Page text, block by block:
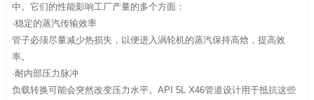
中。它们的性能影响工厂产量的多个方面：
·稳定的蒸汽传输效率
管子必须尽量减少热损失，以便进入涡轮机的蒸汽保持高焓，提高效
率。
·耐内部压力脉冲
负载转换可能会突然改变压力水平。API 5L X46管道设计用于抵抗这些